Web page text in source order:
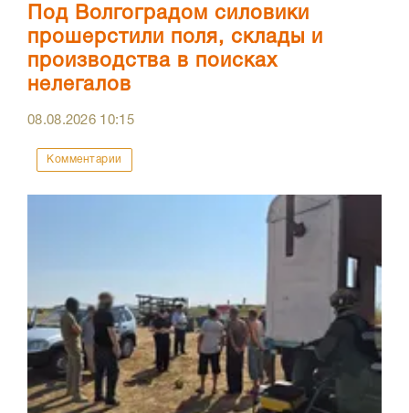
Под Волгоградом силовики
прошерстили поля, склады и
производства в поисках
нелегалов
08.08.2026 10:15
Комментарии